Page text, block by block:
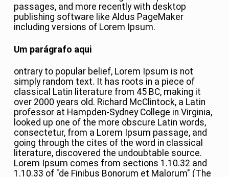
passages, and more recently with desktop
publishing software like Aldus PageMaker
including versions of Lorem Ipsum.
Um parágrafo aqui
ontrary to popular belief, Lorem Ipsum is not
simply random text. It has roots in a piece of
classical Latin literature from 45 BC, making it
over 2000 years old. Richard McClintock, a Latin
professor at Hampden-Sydney College in Virginia,
looked up one of the more obscure Latin words,
consectetur, from a Lorem Ipsum passage, and
going through the cites of the word in classical
literature, discovered the undoubtable source.
Lorem Ipsum comes from sections 1.10.32 and
1.10.33 of "de Finibus Bonorum et Malorum" (The